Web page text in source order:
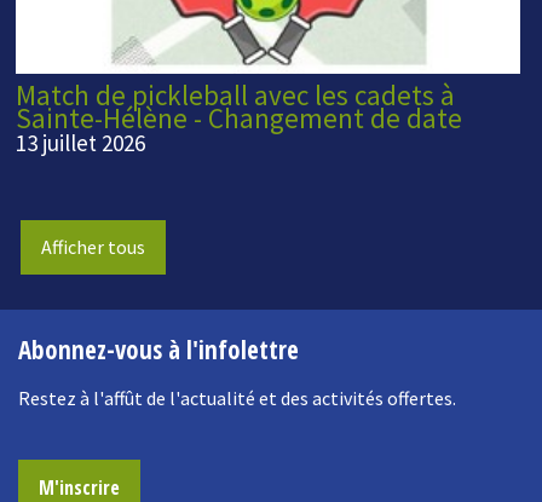
Match de pickleball avec les cadets à
Sainte-Hélène - Changement de date
13 juillet 2026
Afficher tous
Abonnez-vous à l'infolettre
Restez à l'affût de l'actualité et des activités offertes.
M'inscrire